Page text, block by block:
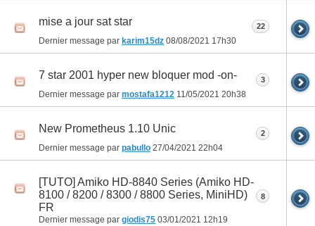
mise a jour sat star
Dernier message par karim15dz 08/08/2021 17h30
22
7 star 2001 hyper new bloquer mod -on-
Dernier message par mostafa1212 11/05/2021 20h38
3
New Prometheus 1.10 Unic
Dernier message par pabullo 27/04/2021 22h04
2
[TUTO] Amiko HD-8840 Series (Amiko HD-
8100 / 8200 / 8300 / 8800 Series, MiniHD)
FR
Dernier message par giodis75 03/01/2021 12h19
8